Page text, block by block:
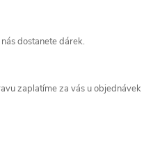
dostanete dárek.
zaplatíme za vás u objednávek